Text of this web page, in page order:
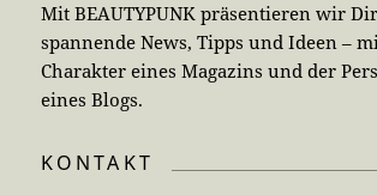
Mit BEAUTYPUNK präsentieren wir
spannende News, Tipps und Ideen –
Charakter eines Magazins und der
eines Blogs.
KONTAKT